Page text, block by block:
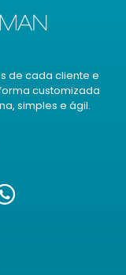
de cada cliente e
customizada
simples e ágil.